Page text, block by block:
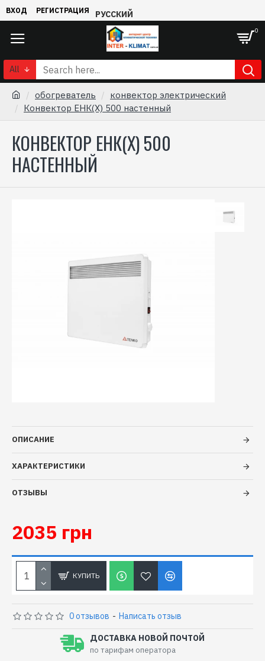
ВХОД РЕГИСТРАЦИЯ РУССКИЙ
0
All
обогреватель
конвектор электрический
Конвектор ЕНК(Х) 500 настенный
КОНВЕКТОР ЕНК(Х) 500
НАСТЕННЫЙ
ОПИСАНИЕ
ХАРАКТЕРИСТИКИ
ОТЗЫВЫ
0 отзывов - Написать отзыв
2035 грн
КУПИТЬ
ДОСТАВКА НОВОЙ ПОЧТОЙ
по тарифам оператора